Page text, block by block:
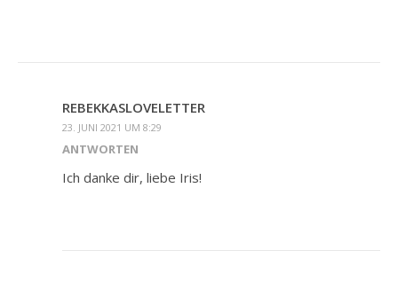
REBEKKASLOVELETTER
23. JUNI 2021 UM 8:29
ANTWORTEN
Ich danke dir, liebe Iris!